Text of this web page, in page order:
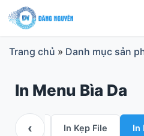
Skip
to
Trang chủ » Danh mục sản
In Menu Bìa Da
‹
nhận In Kẹp File In